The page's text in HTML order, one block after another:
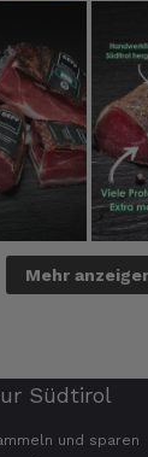
Mehr
Südtirol
und sparen